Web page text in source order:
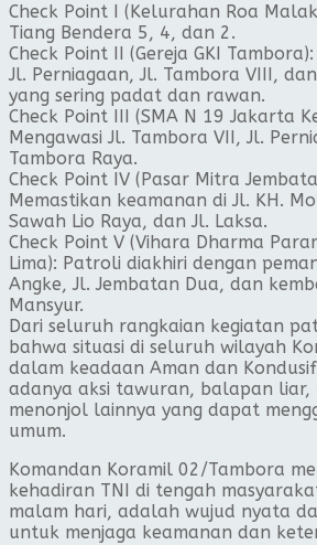
​Check Point I (Kelurahan Roa
Tiang Bendera 5, 4, dan 2.
​Check Point II (Gereja GKI
Jl. Perniagaan, Jl. Tambora VIII,
yang sering padat dan rawan.
​Check Point III (SMA N 19 Jakarta
Mengawasi Jl. Tambora VII, Jl.
Tambora Raya.
​Check Point IV (Pasar Mitra
Memastikan keamanan di Jl. KH.
Sawah Lio Raya, dan Jl. Laksa.
​Check Point V (Vihara Dharma
Lima): Patroli diakhiri dengan
Angke, Jl. Jembatan Dua, dan
Mansyur.
​Dari seluruh rangkaian kegiatan
bahwa situasi di seluruh wilayah
dalam keadaan Aman dan
adanya aksi tawuran, balapan
menonjol lainnya yang dapat
umum.
​Komandan Koramil 02/Tambora
kehadiran TNI di tengah
malam hari, adalah wujud nyata
untuk menjaga keamanan dan